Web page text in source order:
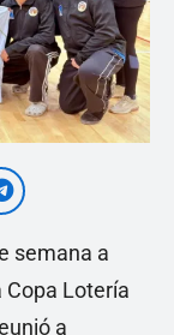
semana a
Copa Lotería
a